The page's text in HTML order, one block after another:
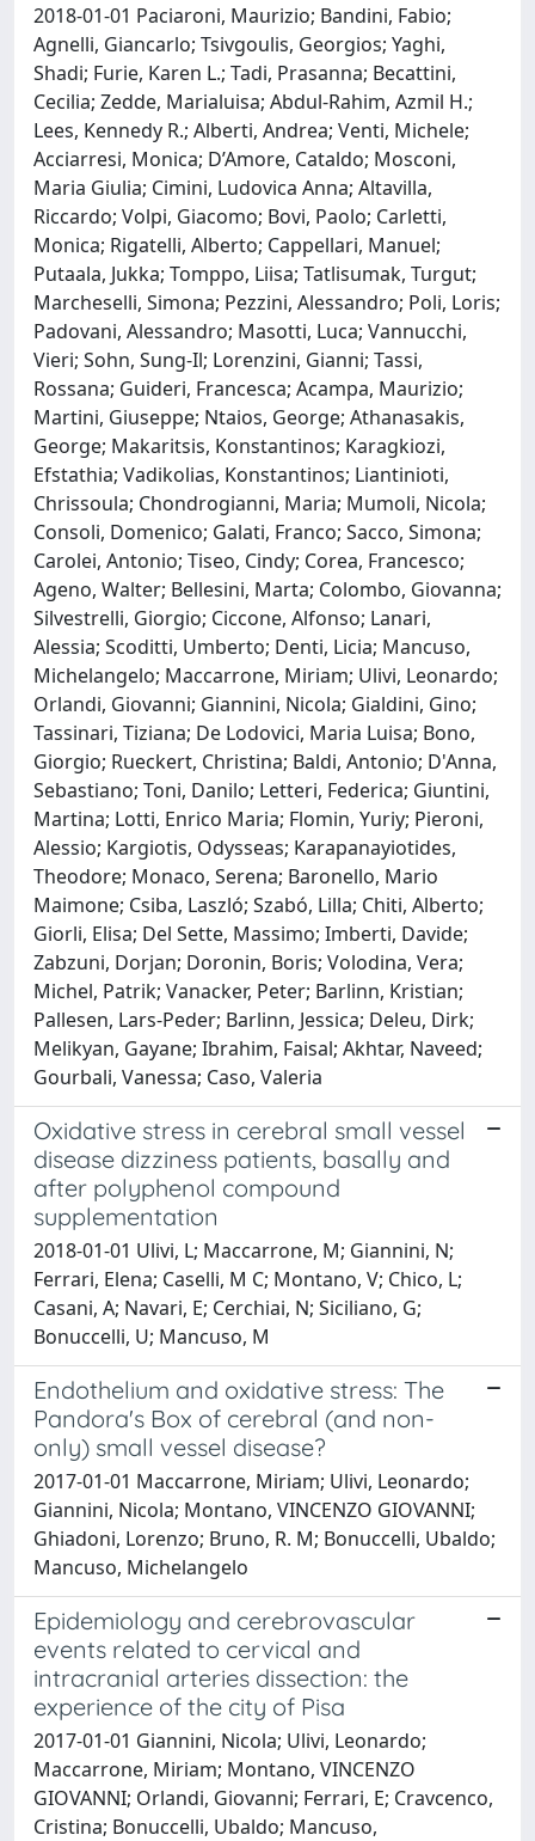
2018-01-01 Paciaroni, Maurizio; Bandini, Fabio;
Agnelli, Giancarlo; Tsivgoulis, Georgios; Yaghi,
Shadi; Furie, Karen L.; Tadi, Prasanna; Becattini,
Cecilia; Zedde, Marialuisa; Abdul-Rahim, Azmil H.;
Lees, Kennedy R.; Alberti, Andrea; Venti, Michele;
Acciarresi, Monica; D’Amore, Cataldo; Mosconi,
Maria Giulia; Cimini, Ludovica Anna; Altavilla,
Riccardo; Volpi, Giacomo; Bovi, Paolo; Carletti,
Monica; Rigatelli, Alberto; Cappellari, Manuel;
Putaala, Jukka; Tomppo, Liisa; Tatlisumak, Turgut;
Marcheselli, Simona; Pezzini, Alessandro; Poli, Loris;
Padovani, Alessandro; Masotti, Luca; Vannucchi,
Vieri; Sohn, Sung-Il; Lorenzini, Gianni; Tassi,
Rossana; Guideri, Francesca; Acampa, Maurizio;
Martini, Giuseppe; Ntaios, George; Athanasakis,
George; Makaritsis, Konstantinos; Karagkiozi,
Efstathia; Vadikolias, Konstantinos; Liantinioti,
Chrissoula; Chondrogianni, Maria; Mumoli, Nicola;
Consoli, Domenico; Galati, Franco; Sacco, Simona;
Carolei, Antonio; Tiseo, Cindy; Corea, Francesco;
Ageno, Walter; Bellesini, Marta; Colombo, Giovanna;
Silvestrelli, Giorgio; Ciccone, Alfonso; Lanari,
Alessia; Scoditti, Umberto; Denti, Licia; Mancuso,
Michelangelo; Maccarrone, Miriam; Ulivi, Leonardo;
Orlandi, Giovanni; Giannini, Nicola; Gialdini, Gino;
Tassinari, Tiziana; De Lodovici, Maria Luisa; Bono,
Giorgio; Rueckert, Christina; Baldi, Antonio; D'Anna,
Sebastiano; Toni, Danilo; Letteri, Federica; Giuntini,
Martina; Lotti, Enrico Maria; Flomin, Yuriy; Pieroni,
Alessio; Kargiotis, Odysseas; Karapanayiotides,
Theodore; Monaco, Serena; Baronello, Mario
Maimone; Csiba, Laszló; Szabó, Lilla; Chiti, Alberto;
Giorli, Elisa; Del Sette, Massimo; Imberti, Davide;
Zabzuni, Dorjan; Doronin, Boris; Volodina, Vera;
Michel, Patrik; Vanacker, Peter; Barlinn, Kristian;
Pallesen, Lars-Peder; Barlinn, Jessica; Deleu, Dirk;
Melikyan, Gayane; Ibrahim, Faisal; Akhtar, Naveed;
Gourbali, Vanessa; Caso, Valeria
Oxidative stress in cerebral small vessel
disease dizziness patients, basally and
after polyphenol compound
supplementation
2018-01-01 Ulivi, L; Maccarrone, M; Giannini, N;
Ferrari, Elena; Caselli, M C; Montano, V; Chico, L;
Casani, A; Navari, E; Cerchiai, N; Siciliano, G;
Bonuccelli, U; Mancuso, M
Endothelium and oxidative stress: The
Pandora's Box of cerebral (and non-
only) small vessel disease?
2017-01-01 Maccarrone, Miriam; Ulivi, Leonardo;
Giannini, Nicola; Montano, VINCENZO GIOVANNI;
Ghiadoni, Lorenzo; Bruno, R. M; Bonuccelli, Ubaldo;
Mancuso, Michelangelo
Epidemiology and cerebrovascular
events related to cervical and
intracranial arteries dissection: the
experience of the city of Pisa
2017-01-01 Giannini, Nicola; Ulivi, Leonardo;
Maccarrone, Miriam; Montano, VINCENZO
GIOVANNI; Orlandi, Giovanni; Ferrari, E; Cravcenco,
Cristina; Bonuccelli, Ubaldo; Mancuso,